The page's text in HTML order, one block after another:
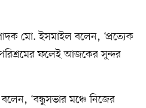
মো. ইসমাইল বলেন, ‘প্রত্যেক
ফলেই আজকের সুন্দর
‘বন্ধুসভার মঞ্চে নিজের